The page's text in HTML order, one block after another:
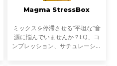
Magma StressBox
ミックスを停滞させる“平坦な”音
源に悩んでいませんか？EQ、コ
ンプレッション、サチュレーショ